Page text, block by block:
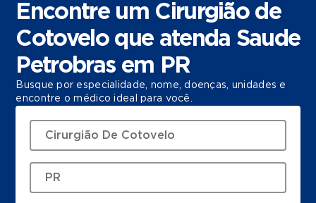
Encontre um Cirurgião de
Cotovelo que atenda Saude
Petrobras em PR
Busque por especialidade, nome, doenças, unidades e
encontre o médico ideal para você.